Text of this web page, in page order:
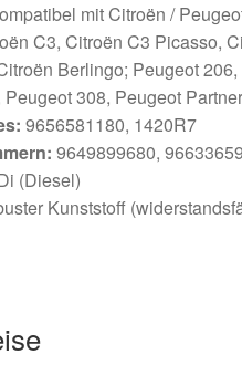
mit Citroën /
C3, Citroën C3 Picasso,
Berlingo; Peugeot
308, Peugeot Partner
9656581180, 1420R7
9649899680,
(Diesel)
Kunststoff